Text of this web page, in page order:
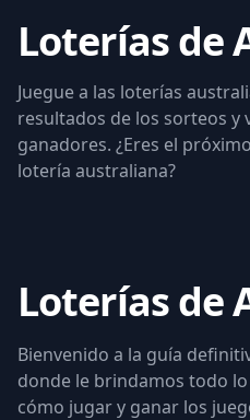
Loterías de
Juegue a las loterías
resultados de los sorteos y
ganadores. ¿Eres el
lotería australiana?
Loterías de
Bienvenido a la guía
donde le brindamos todo
cómo jugar y ganar los